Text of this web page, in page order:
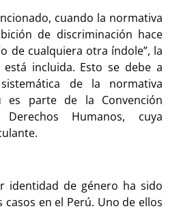
cuando la normativa
de discriminación hace
de cualquiera otra índole”, la
incluida. Esto se debe a
de la normativa
es parte de la Convención
Humanos, cuya
identidad de género ha sido
en el Perú. Uno de ellos